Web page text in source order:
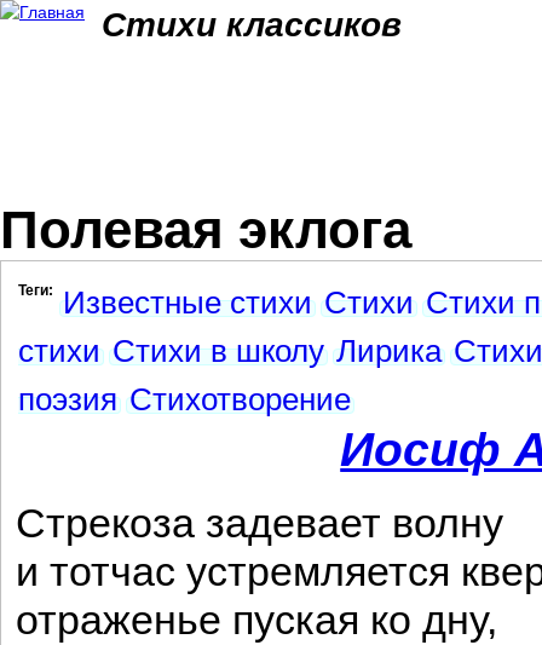
Стихи классиков
Полевая эклога
Теги: Известные стихи Стихи Стихи
стихи Стихи в школу Лирика
поэзия Стихотворение
Иосиф
Стрекоза задевает волну
и тотчас устремляется
отраженье пуская ко дну,